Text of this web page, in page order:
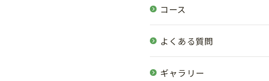
コース
よくある質問
ギャラリー